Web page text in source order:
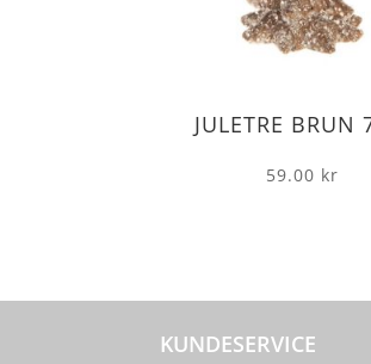
JULETRE BRUN
59.00 kr
KUNDESERVICE